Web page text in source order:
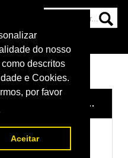
do nosso
descritos
e Cookies.
por favor
Aceitar